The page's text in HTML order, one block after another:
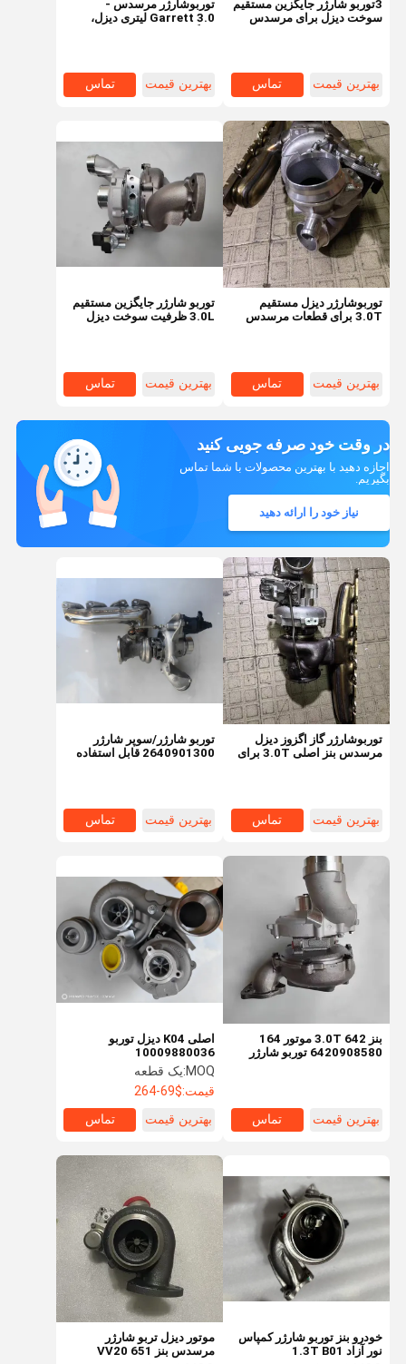
ویدیو درباره ما
توربوشارژر مرسدس -
Garrett 3.0 لیتری دیزل،
بهترین قیمت تماس
3توربو شارژر جایگزین مستقیم
سوخت دیزل برای مرسدس
بهترین قیمت تماس
توربو شارژر جایگزین مستقیم
3.0L ظرفیت سوخت دیزل
بهترین قیمت تماس
توربوشارژر دیزل مستقیم
3.0T برای قطعات مرسدس
بهترین قیمت تماس
در وقت خود صرفه جویی کنید
اجازه دهید با بهترین محصولات با شما تماس
بگیریم.
نیاز خود را ارائه دهید
توربوشارژر گاز اگزوز دیزل
مرسدس بنز اصلی 3.0T برای
بهترین قیمت تماس
توربو شارژر/سوپر شارژر
2640901300 قابل استفاده
بهترین قیمت تماس
بنز 3.0T 642 موتور 164
6420908580 توربو شارژر
بهترین قیمت تماس
اصلی K04 دیزل توربو
10009880036
10009700166
10009880074 برای
مرسدس C220 E220 Singt
VIANO VITO OM651 2.2L
MOQ: یک قطعه
قیمت:$69-264
بهترین قیمت
تماس
خودرو بنز توربو شارژر کمپاس
نور آزاد 1.3T B01
موتور دیزل تربو شارژر
مرسدس بنز 651 VV20